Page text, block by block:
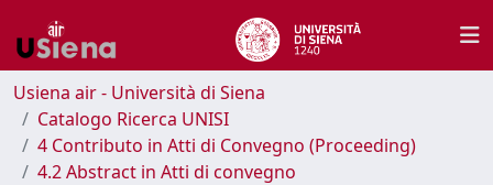
Usiena air - Università di Siena
Catalogo Ricerca UNISI
4 Contributo in Atti di Convegno (Proceeding)
4.2 Abstract in Atti di convegno